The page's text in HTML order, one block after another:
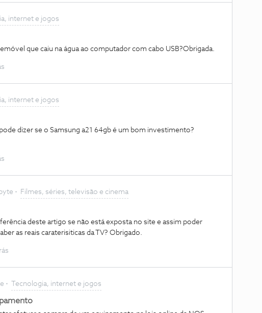
internet e jogos
que caiu na água ao computador com cabo USB?Obrigada.
internet e jogos
dizer se o Samsung a21 64gb é um bom investimento?
Filmes, séries, televisão e cinema
deste artigo se não está exposta no site e assim poder
as reais caraterisiticas da TV? Obrigado.
Tecnologia, internet e jogos